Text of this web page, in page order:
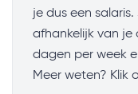
je dus een
afhankelijk van je
dagen per week
Meer weten? Klik